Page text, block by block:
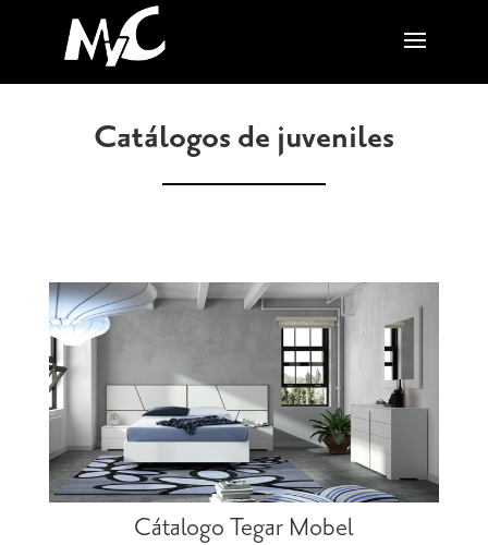
Catálogos de juveniles
Cátalogo Tegar Mobel